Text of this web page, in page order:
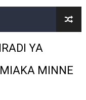
UJENZI WA
INAYOPOTEA -
YA
MINNE